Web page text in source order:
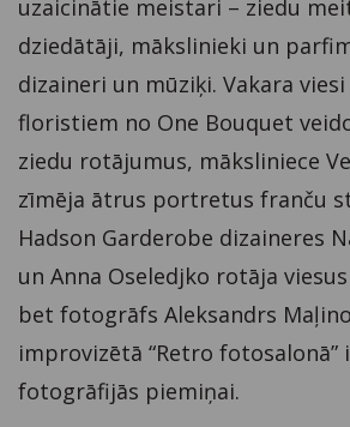
uzaicinātie meistari – ziedu
dziedātāji, mākslinieki un
dizaineri un mūziķi. Vakara
floristiem no One Bouquet
ziedu rotājumus, māksliniece
zīmēja ātrus portretus franču
Hadson Garderobe dizaineres
un Anna Oseledjko rotāja
bet fotogrāfs Aleksandrs
improvizētā “Retro fotosalonā”
fotogrāfijās piemiņai.